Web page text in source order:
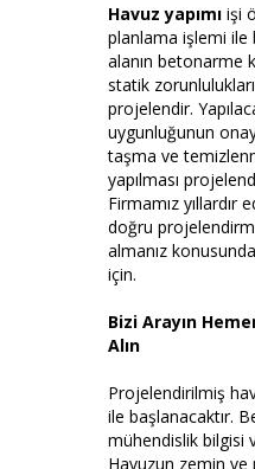
Havuz yapımı işi
planlama işlemi ile
alanın betonarme
statik
projelendir.
uygunluğunun
taşma ve
yapılması
Firmamız
doğru
almanız
için.
Bizi Arayın
Alın
Projelendirilmiş
ile başlanacaktır.
mühendislik bilgisi
Havuzun zemin ve